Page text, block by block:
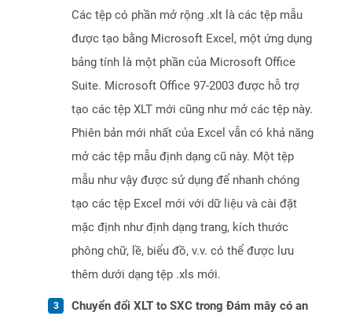
Các tệp có phần mở rộng .xlt là các tệp mẫu
được tạo bằng Microsoft Excel, một ứng dụng
bảng tính là một phần của Microsoft Office
Suite. Microsoft Office 97-2003 được hỗ trợ
tạo các tệp XLT mới cũng như mở các tệp này.
Phiên bản mới nhất của Excel vẫn có khả năng
mở các tệp mẫu định dạng cũ này. Một tệp
mẫu như vậy được sử dụng để nhanh chóng
tạo các tệp Excel mới với dữ liệu và cài đặt
mặc định như định dạng trang, kích thước
phông chữ, lề, biểu đồ, v.v. có thể được lưu
thêm dưới dạng tệp .xls mới.
Chuyển đổi XLT to SXC trong Đám mây có an